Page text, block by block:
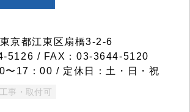
京都江東区扇橋3-2-6
5126 / FAX：03-3644-5120
〜17：00 / 定休日：土・日・祝
工事・取付可